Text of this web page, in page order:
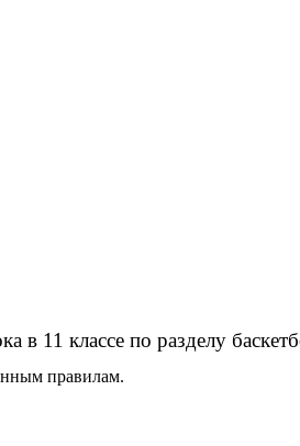
в 11 классе по разделу
правилам.